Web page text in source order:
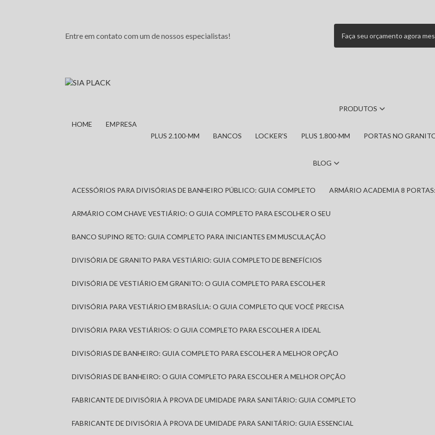
Entre em contato com um de nossos especialistas! Faça seu orçamento agora
HOME EMPRESA
PRODUTOS
PLUS 2.100-MM BANCOS LOCKER'S PLUS 1.800-MM PORTAS NO
BLOG
ACESSÓRIOS PARA DIVISÓRIAS DE BANHEIRO PÚBLICO: GUIA COMPLETO ARMÁRIO ACADEMIA 8
ARMÁRIO COM CHAVE VESTIÁRIO: O GUIA COMPLETO PARA ESCOLHER O SEU
BANCO SUPINO RETO: GUIA COMPLETO PARA INICIANTES EM MUSCULAÇÃO
DIVISÓRIA DE GRANITO PARA VESTIÁRIO: GUIA COMPLETO DE BENEFÍCIOS
DIVISÓRIA DE VESTIÁRIO EM GRANITO: O GUIA COMPLETO PARA ESCOLHER
DIVISÓRIA PARA VESTIÁRIO EM BRASÍLIA: O GUIA COMPLETO QUE VOCÊ PRECISA
DIVISÓRIA PARA VESTIÁRIOS: O GUIA COMPLETO PARA ESCOLHER A IDEAL
DIVISÓRIAS DE BANHEIRO: GUIA COMPLETO PARA ESCOLHER A MELHOR OPÇÃO
DIVISÓRIAS DE BANHEIRO: O GUIA COMPLETO PARA ESCOLHER A MELHOR OPÇÃO
FABRICANTE DE DIVISÓRIA À PROVA DE UMIDADE PARA SANITÁRIO: GUIA COMPLETO
FABRICANTE DE DIVISÓRIA À PROVA DE UMIDADE PARA SANITÁRIO: GUIA ESSENCIAL